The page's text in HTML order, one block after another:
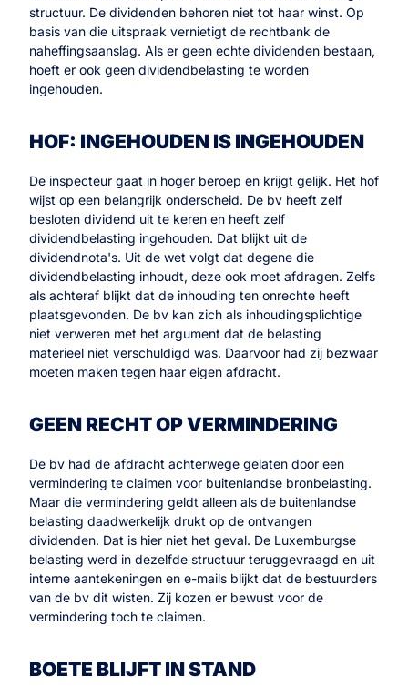
structuur. De dividenden behoren niet tot haar winst. Op
basis van die uitspraak vernietigt de rechtbank de
naheffingsaanslag. Als er geen echte dividenden bestaan,
hoeft er ook geen dividendbelasting te worden
ingehouden.
HOF: INGEHOUDEN IS INGEHOUDEN
De inspecteur gaat in hoger beroep en krijgt gelijk. Het hof
wijst op een belangrijk onderscheid. De bv heeft zelf
besloten dividend uit te keren en heeft zelf
dividendbelasting ingehouden. Dat blijkt uit de
dividendnota's. Uit de wet volgt dat degene die
dividendbelasting inhoudt, deze ook moet afdragen. Zelfs
als achteraf blijkt dat de inhouding ten onrechte heeft
plaatsgevonden. De bv kan zich als inhoudingsplichtige
niet verweren met het argument dat de belasting
materieel niet verschuldigd was. Daarvoor had zij bezwaar
moeten maken tegen haar eigen afdracht.
GEEN RECHT OP VERMINDERING
De bv had de afdracht achterwege gelaten door een
vermindering te claimen voor buitenlandse bronbelasting.
Maar die vermindering geldt alleen als de buitenlandse
belasting daadwerkelijk drukt op de ontvangen
dividenden. Dat is hier niet het geval. De Luxemburgse
belasting werd in dezelfde structuur teruggevraagd en uit
interne aantekeningen en e-mails blijkt dat de bestuurders
van de bv dit wisten. Zij kozen er bewust voor de
vermindering toch te claimen.
BOETE BLIJFT IN STAND